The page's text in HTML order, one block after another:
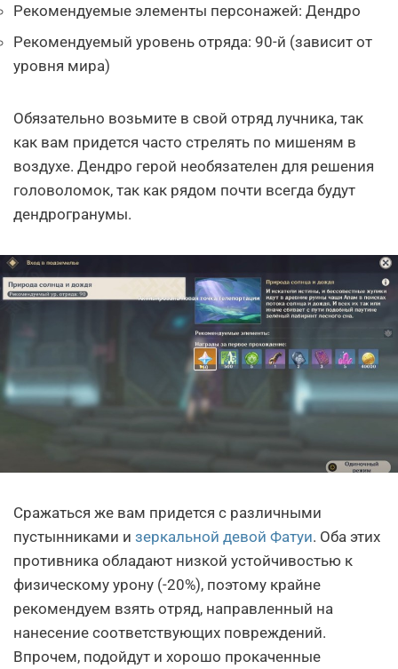
Рекомендуемые элементы персонажей: Дендро
Рекомендуемый уровень отряда: 90-й (зависит от
уровня мира)
Обязательно возьмите в свой отряд лучника, так
как вам придется часто стрелять по мишеням в
воздухе. Дендро герой необязателен для решения
головоломок, так как рядом почти всегда будут
дендрогранумы.
Сражаться же вам придется с различными
пустынниками и зеркальной девой Фатуи. Оба этих
противника обладают низкой устойчивостью к
физическому урону (-20%), поэтому крайне
рекомендуем взять отряд, направленный на
нанесение соответствующих повреждений.
Впрочем, подойдут и хорошо прокаченные